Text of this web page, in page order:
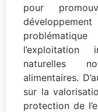
pour
l’exploitation
naturelles
alimentaires.
sur la
protection de